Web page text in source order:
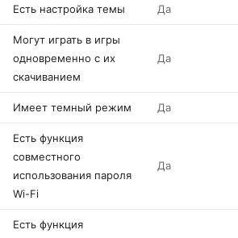
Есть настройка темы Да
Могут играть в игры
одновременно с их
скачиванием
Да
Имеет темный режим Да
Есть функция
совместного
использования пароля
Wi-Fi
Да
Есть функция